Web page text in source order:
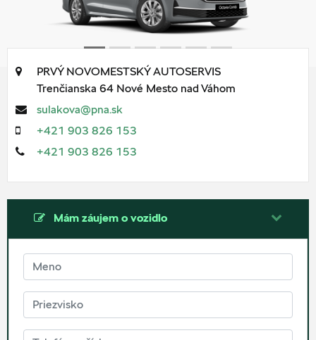
PRVÝ NOVOMESTSKÝ AUTOSERVIS
Trenčianska 64 Nové Mesto nad Váhom
sulakova@pna.sk
+421 903 826 153
+421 903 826 153
Mám záujem o vozidlo